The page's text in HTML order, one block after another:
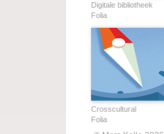
Digitale bibliotheek
Folia
Crosscultural
Folia